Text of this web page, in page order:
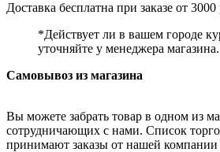
Доставка бесплатна при заказе от 3000
*Действует ли в вашем городе
уточняйте у менеджера магазина.
Самовывоз из магазина
Вы можете забрать товар в одном из
сотрудничающих с нами. Список
принимают заказы от нашей компании